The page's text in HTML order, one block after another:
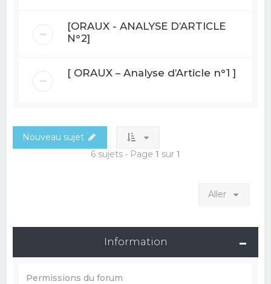
[ORAUX - ANALYSE D’ARTICLE
N°2]
[ ORAUX – Analyse d’Article n°1 ]
Nouveau sujet
6 sujets • Page 1 sur 1
Aller
Information
Permissions du forum